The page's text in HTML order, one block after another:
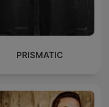
PRISMATIC